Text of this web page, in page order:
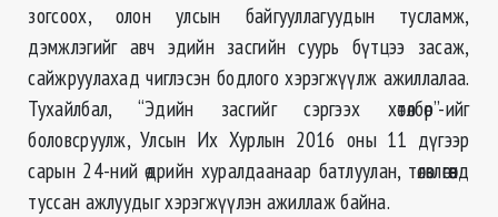
зогсоох, олон улсын байгууллагуудын тусламж,
дэмжлэгийг авч эдийн засгийн суурь бүтцээ засаж,
сайжруулахад чиглэсэн бодлого хэрэгжүүлж ажиллалаа.
Тухайлбал, “Эдийн засгийг сэргээх хөтөлбөр”-ийг
боловсруулж, Улсын Их Хурлын 2016 оны 11 дүгээр
сарын 24-ний өдрийн хуралдаанаар батлуулан, төлөвлөгөөнд
туссан ажлуудыг хэрэгжүүлэн ажиллаж байна.